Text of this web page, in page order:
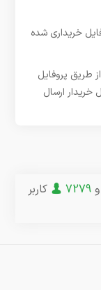
خریداری شده
طریق پروفایل
خریدار ارسال
7279
کاربر